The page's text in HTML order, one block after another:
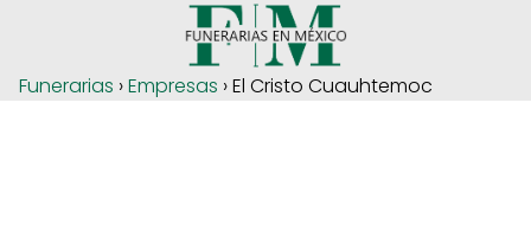
Funerarias ›Empresas › El Cristo Cuauhtemoc